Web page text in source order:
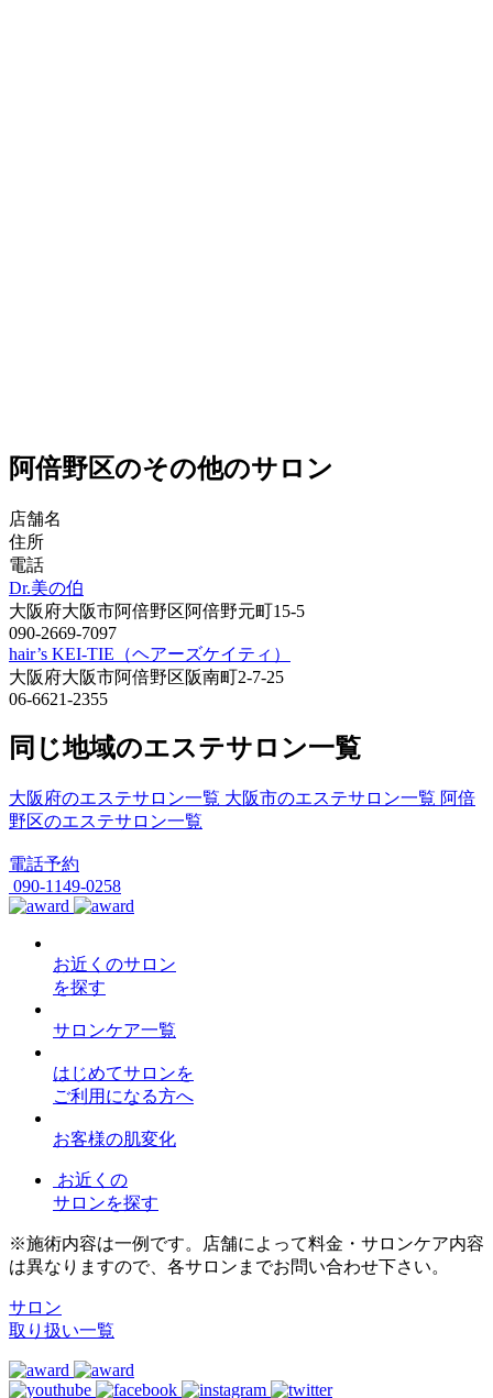
阿倍野区のその他のサロン
店舗名
住所
電話
Dr.美の伯
大阪府大阪市阿倍野区阿倍野元町15-5
090-2669-7097
hair’s KEI-TIE（ヘアーズケイティ）
大阪府大阪市阿倍野区阪南町2-7-25
06-6621-2355
同じ地域のエステサロン一覧
大阪府のエステサロン一覧 大阪市のエステサロン一覧 阿倍
野区のエステサロン一覧
電話予約
090-1149-0258
お近くのサロン
を探す
サロンケア一覧
はじめてサロンを
ご利用になる方へ
お客様の肌変化
お近くの
サロンを探す
※施術内容は一例です。店舗によって料金・サロンケア内容
は異なりますので、各サロンまでお問い合わせ下さい。
サロン
取り扱い一覧